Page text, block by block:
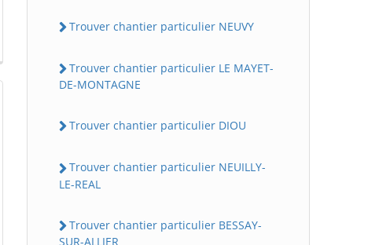
Trouver chantier particulier NEUVY
Trouver chantier particulier LE MAYET-
DE-MONTAGNE
Trouver chantier particulier DIOU
Trouver chantier particulier NEUILLY-
LE-REAL
Trouver chantier particulier BESSAY-
SUR-ALLIER